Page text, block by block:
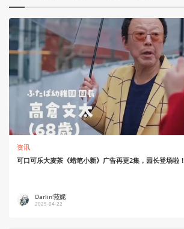
资讯
可口可乐大麦茶《蜡笔小新》广告再更2集，园长登场啦！
Darlin'菈妮
2025-04-22